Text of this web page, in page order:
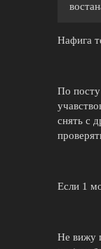
Нафига
По
снять с
Если 1
Не вижу